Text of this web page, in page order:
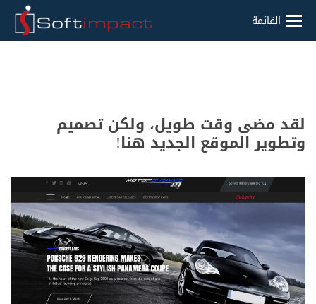
القائمة
لقد مضى وقت طويل، ولكن تصميم
وتطوير الموقع الجديد هنا!